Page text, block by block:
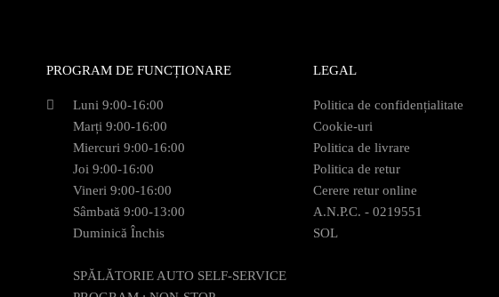
PROGRAM DE FUNCȚIONARE
Luni 9:00-16:00
Marți 9:00-16:00
Miercuri 9:00-16:00
Joi 9:00-16:00
Vineri 9:00-16:00
Sâmbată 9:00-13:00
Duminică Închis
SPĂLĂTORIE AUTO SELF-SERVICE
LEGAL
Politica de confidențialitate
Cookie-uri
Politica de livrare
Politica de retur
Cerere retur online
A.N.P.C. - 0219551
SOL